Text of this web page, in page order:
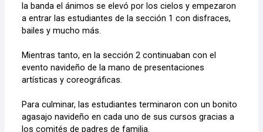
la banda el ánimos se elevó por los cielos y empezaron
a entrar las estudiantes de la sección 1 con disfraces,
bailes y mucho más.
Mientras tanto, en la sección 2 continuaban con el
evento navideño de la mano de presentaciones
artísticas y coreográficas.
Para culminar, las estudiantes terminaron con un bonito
agasajo navideño en cada uno de sus cursos gracias a
los comités de padres de familia.